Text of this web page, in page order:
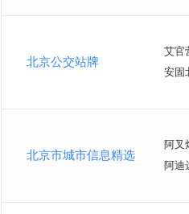
北京公交站牌
艾官
安固
北京市城市信息精选
阿叉
阿迪